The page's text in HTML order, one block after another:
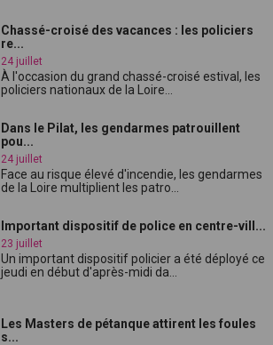
Chassé-croisé des vacances : les policiers
re...
24 juillet
À l'occasion du grand chassé-croisé estival, les
policiers nationaux de la Loire...
Dans le Pilat, les gendarmes patrouillent
pou...
24 juillet
Face au risque élevé d'incendie, les gendarmes
de la Loire multiplient les patro...
Important dispositif de police en centre-vill...
23 juillet
Un important dispositif policier a été déployé ce
jeudi en début d'après-midi da...
Les Masters de pétanque attirent les foules
s...